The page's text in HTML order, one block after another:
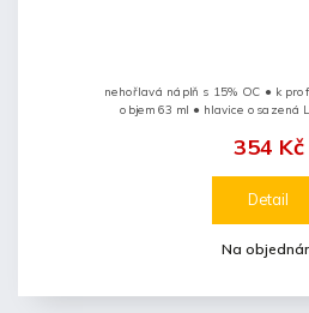
Na
354 Kč
Detail
nehořlavá náplň s 15% OC ● k
objem 63 ml ● hlavice osazená LED diodou ● ostré
● výstřik má...